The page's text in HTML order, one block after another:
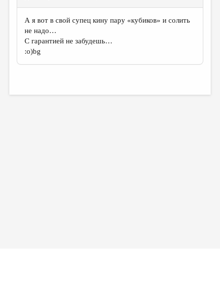
ВКОНТАКТЕ
А я вот в свой супец кину пару «кубиков» и солить
не надо…
С гарантией не забудешь…
:о)bg